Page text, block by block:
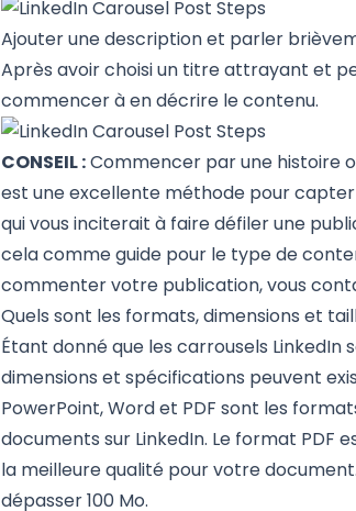
Ajouter une description et parler
Après avoir choisi un titre attrayant et
commencer à en décrire le contenu.
CONSEIL :Commencer par une histoire
est une excellente méthode pour
qui vous inciterait à faire défiler une
cela comme guide pour le type de
commenter votre publication, vous
Quels sont les formats, dimensions et
Étant donné que les carrousels
dimensions et spécifications peuvent
PowerPoint, Word et PDF sont les
documents sur LinkedIn. Le format
la meilleure qualité pour votre
dépasser 100 Mo.